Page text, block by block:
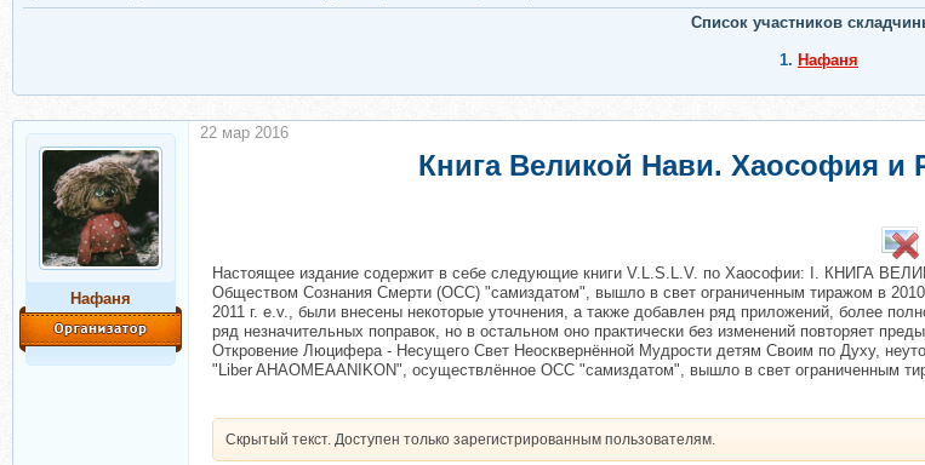
Список участников
1. Нафаня
Нафаня
Книга Великой Нави. Хаософия и
Настоящее издание содержит в себе следующие книги V.L.S.L.V. по Хаософии: I. КНИГА
Обществом Сознания Смерти (ОСС) "самиздатом", вышло в свет ограниченным тиражом в
2011 г. е.v., были внесены некоторые уточнения, а также добавлен ряд приложений, более
ряд незначительных поправок, но в остальном оно практически без изменений повторяет
Откровение Люцифера - Несущего Свет Неосквернённой Мудрости детям Своим по Духу,
"Liber AHAOMEAANIKON", осуществлённое ОСС "самиздатом", вышло в свет ограниченным
Скрытый текст. Доступен только зарегистрированным пользователям.
22 мар 2016